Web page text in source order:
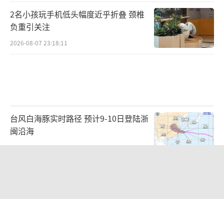
2名小孩玩手机低头幅度近乎折叠 颈椎
负重引关注
2026-08-07 23:18:11
台风白海豚实时路径 预计9-10日登陆浙
闽沿海
2026-08-07 20:35:50